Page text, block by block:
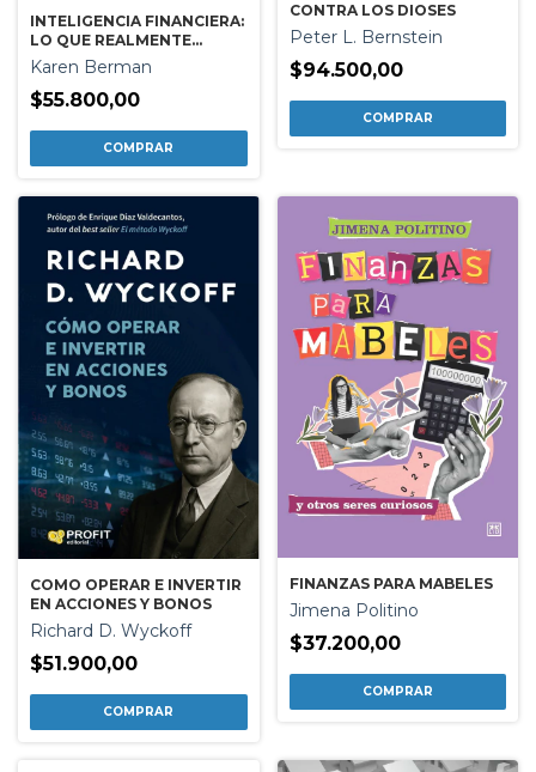
INTELIGENCIA FINANCIERA:
LO QUE REALMENTE
SIGNIFICAN LOS NUMEROS
Karen Berman
$55.800,00
CONTRA LOS DIOSES
Peter L. Bernstein
$94.500,00
COMO OPERAR E INVERTIR
EN ACCIONES Y BONOS
Richard D. Wyckoff
$51.900,00
FINANZAS PARA MABELES
Jimena Politino
$37.200,00